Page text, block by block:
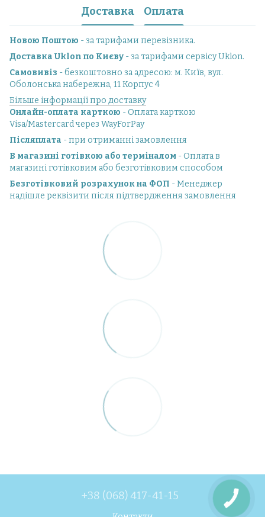
Доставка Оплата
Новою Поштою - за тарифами перевізника.
Доставка Uklon по Києву - за тарифами сервісу Uklon.
Самовивіз - безкоштовно за адресою: м. Київ, вул.
Оболонська набережна, 11 Корпус 4
Більше інформації про доставку
Онлайн-оплата карткою - Оплата карткою
Visa/Mastercard через WayForPay
Післяплата - при отриманні замовлення
В магазині готівкою або терміналом - Оплата в
магазині готівковим або безготівковим способом
Безготівковий розрахунок на ФОП - Менеджер
надішле реквізити після підтвердження замовлення
+38 (068) 417-41-15